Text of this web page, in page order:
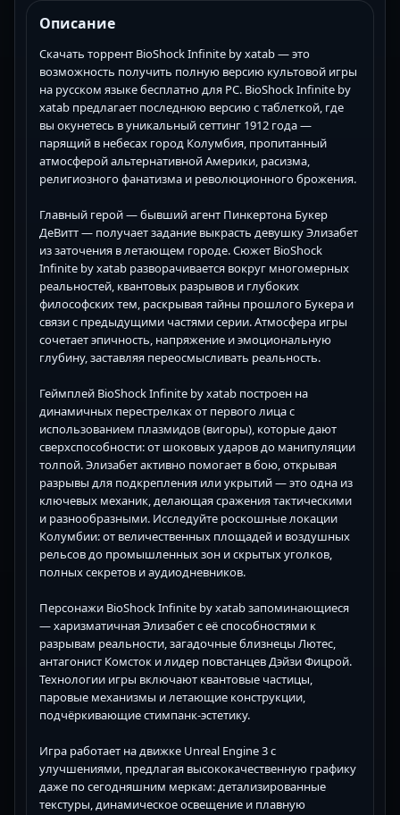
Описание
Скачать торрент BioShock Infinite by xatab — это
возможность получить полную версию культовой игры
на русском языке бесплатно для PC. BioShock Infinite by
xatab предлагает последнюю версию с таблеткой, где
вы окунетесь в уникальный сеттинг 1912 года —
парящий в небесах город Колумбия, пропитанный
атмосферой альтернативной Америки, расизма,
религиозного фанатизма и революционного брожения.
Главный герой — бывший агент Пинкертона Букер
ДеВитт — получает задание выкрасть девушку Элизабет
из заточения в летающем городе. Сюжет BioShock
Infinite by xatab разворачивается вокруг многомерных
реальностей, квантовых разрывов и глубоких
философских тем, раскрывая тайны прошлого Букера и
связи с предыдущими частями серии. Атмосфера игры
сочетает эпичность, напряжение и эмоциональную
глубину, заставляя переосмысливать реальность.
Геймплей BioShock Infinite by xatab построен на
динамичных перестрелках от первого лица с
использованием плазмидов (вигоры), которые дают
сверхспособности: от шоковых ударов до манипуляции
толпой. Элизабет активно помогает в бою, открывая
разрывы для подкрепления или укрытий — это одна из
ключевых механик, делающая сражения тактическими
и разнообразными. Исследуйте роскошные локации
Колумбии: от величественных площадей и воздушных
рельсов до промышленных зон и скрытых уголков,
полных секретов и аудиодневников.
Персонажи BioShock Infinite by xatab запоминающиеся
— харизматичная Элизабет с её способностями к
разрывам реальности, загадочные близнецы Лютес,
антагонист Комсток и лидер повстанцев Дэйзи Фицрой.
Технологии игры включают квантовые частицы,
паровые механизмы и летающие конструкции,
подчёркивающие стимпанк-эстетику.
Игра работает на движке Unreal Engine 3 с
улучшениями, предлагая высококачественную графику
даже по сегодняшним меркам: детализированные
текстуры, динамическое освещение и плавную